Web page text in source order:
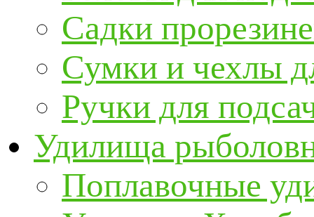
Садки
Сумки и чехлы
Ручки для
Удилища
Поплавочные